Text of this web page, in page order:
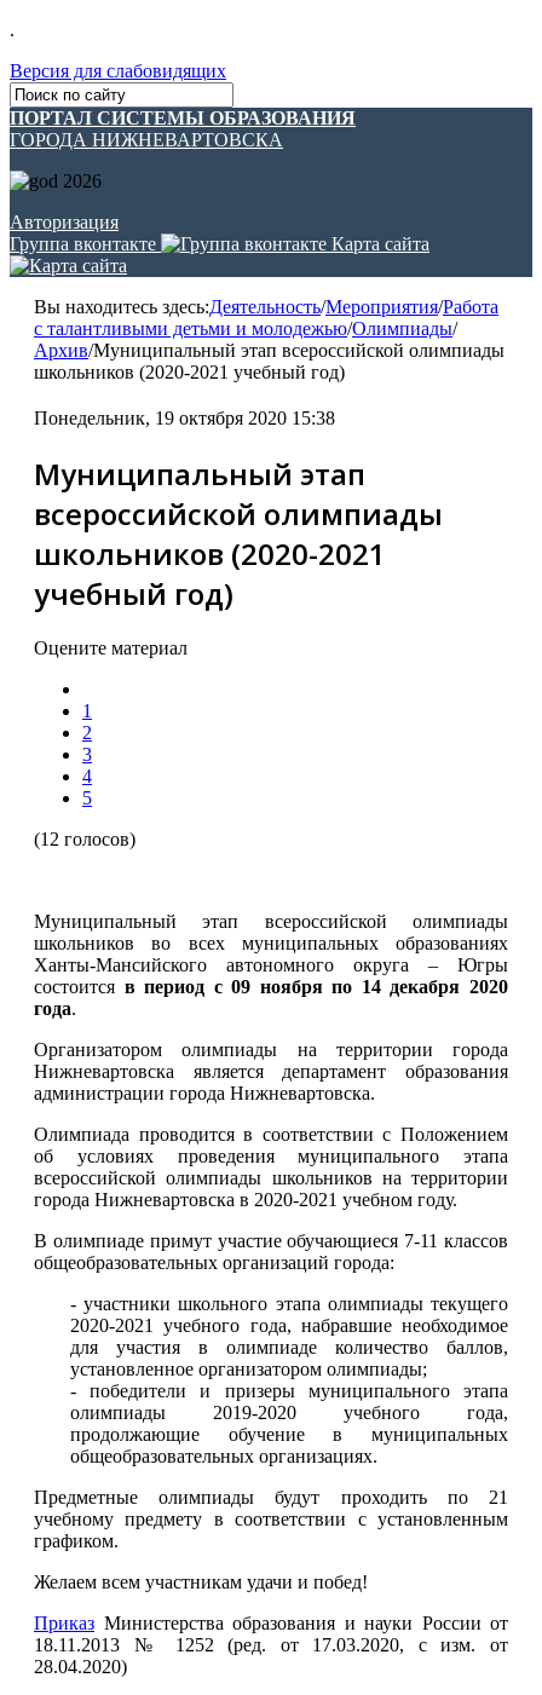
.
Версия для слабовидящих
ПОРТАЛ СИСТЕМЫ ОБРАЗОВАНИЯ
ГОРОДА НИЖНЕВАРТОВСКА
Авторизация
Группа вконтакте
Карта сайта
Вы находитесь здесь:Деятельность/Мероприятия/Работа
с талантливыми детьми и молодежью/Олимпиады/
Архив/Муниципальный этап всероссийской олимпиады
школьников (2020-2021 учебный год)
Понедельник, 19 октября 2020 15:38
Муниципальный этап
всероссийской олимпиады
школьников (2020-2021
учебный год)
Оцените материал
1
2
3
4
5
(12 голосов)
Муниципальный этап всероссийской олимпиады
школьников во всех муниципальных образованиях
Ханты-Мансийского автономного округа – Югры
состоится в период с 09 ноября по 14 декабря 2020
года.
Организатором олимпиады на территории города
Нижневартовска является департамент образования
администрации города Нижневартовска.
Олимпиада проводится в соответствии с Положением
об условиях проведения муниципального этапа
всероссийской олимпиады школьников на территории
города Нижневартовска в 2020-2021 учебном году.
В олимпиаде примут участие обучающиеся 7-11 классов
общеобразовательных организаций города:
- участники школьного этапа олимпиады текущего
2020-2021 учебного года, набравшие необходимое
для участия в олимпиаде количество баллов,
установленное организатором олимпиады;
- победители и призеры муниципального этапа
олимпиады 2019-2020 учебного года,
продолжающие обучение в муниципальных
общеобразовательных организациях.
Предметные олимпиады будут проходить по 21
учебному предмету в соответствии с установленным
графиком.
Желаем всем участникам удачи и побед!
Приказ Министерства образования и науки России от
18.11.2013 № 1252 (ред. от 17.03.2020, с изм. от
28.04.2020)